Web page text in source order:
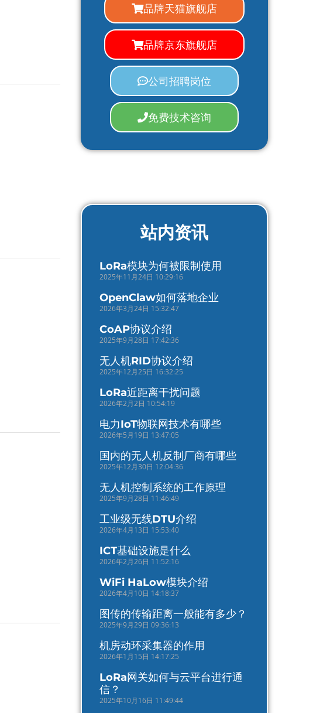
品牌天猫旗舰店
品牌京东旗舰店
公司招聘岗位
免费技术咨询
站内资讯
LoRa模块为何被限制使用
2025年11月24日 10:29:16
OpenClaw如何落地企业
2026年3月24日 15:32:47
CoAP协议介绍
2025年9月28日 17:42:36
无人机RID协议介绍
2025年12月25日 16:32:25
LoRa近距离干扰问题
2026年2月2日 10:54:19
电力IoT物联网技术有哪些
2026年5月19日 13:47:05
国内的无人机反制厂商有哪些
2025年12月30日 12:04:36
无人机控制系统的工作原理
2025年9月28日 11:46:49
工业级无线DTU介绍
2026年4月13日 15:53:40
ICT基础设施是什么
2026年2月26日 11:52:16
WiFi HaLow模块介绍
2026年4月10日 14:18:37
图传的传输距离一般能有多少？
2025年9月29日 09:36:13
机房动环采集器的作用
2026年1月15日 14:17:25
LoRa网关如何与云平台进行通
信？
2025年10月16日 11:49:44